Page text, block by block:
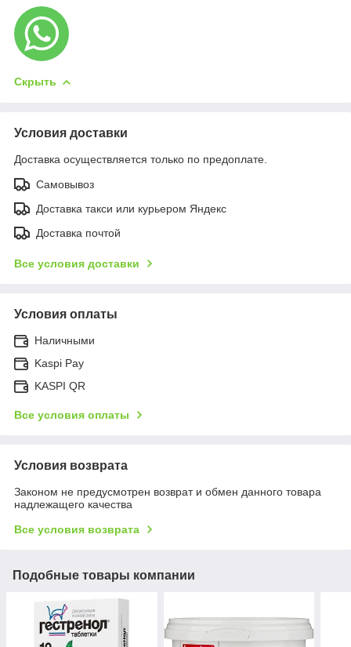
Скрыть
Условия доставки
Доставка осуществляется только по предоплате.
Самовывоз
Доставка такси или курьером Яндекс
Доставка почтой
Все условия доставки
Условия оплаты
Наличными
Kaspi Pay
KASPI QR
Все условия оплаты
Условия возврата
Законом не предусмотрен возврат и обмен данного товара
надлежащего качества
Все условия возврата
Подобные товары компании